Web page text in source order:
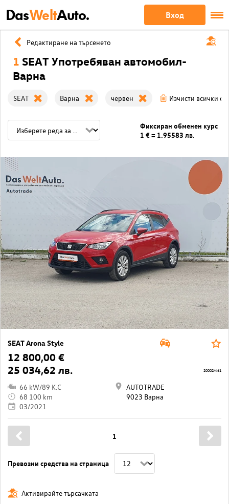
DasWeltAuto. Вход
Редактиране на търсенето
1 SEAT Употребяван автомобил-
Варна
SEAT Варна червен Изчисти всички
Фиксиран обменен курс
1 € = 1.95583 лв.
SEAT Arona Style
12 800,00 €
25 034,62 лв.
66 kW/89 K.C
68 100 km
03/2021
AUTOTRADE
9023 Варна
20002/461
Превозни средства на страница
1
Активирайте търсачката